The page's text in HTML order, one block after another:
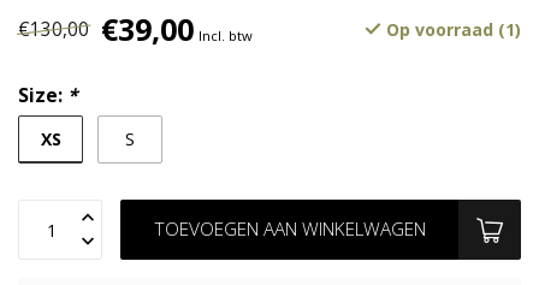
€130,00 €39,00 Incl. btw Op voorraad (1)
Size: *
XS S
TOEVOEGEN AAN WINKELWAGEN